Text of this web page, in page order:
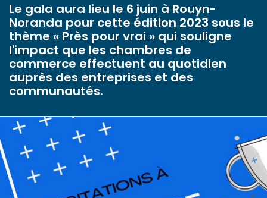
Le gala aura lieu le 6 juin à Rouyn-
Noranda pour cette édition 2023 sous le
thème « Près pour vrai » qui souligne
l'impact que les chambres de
commerce effectuent au quotidien
auprès des entreprises et des
communautés.